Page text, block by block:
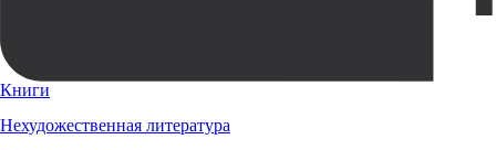
Книги
Нехудожественная литература